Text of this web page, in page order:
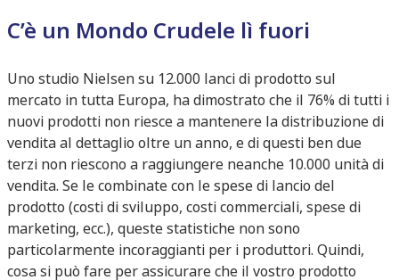
C’è un Mondo Crudele lì fuori
Uno studio Nielsen su 12.000 lanci di prodotto sul
mercato in tutta Europa, ha dimostrato che il 76% di tutti i
nuovi prodotti non riesce a mantenere la distribuzione di
vendita al dettaglio oltre un anno, e di questi ben due
terzi non riescono a raggiungere neanche 10.000 unità di
vendita. Se le combinate con le spese di lancio del
prodotto (costi di sviluppo, costi commerciali, spese di
marketing, ecc.), queste statistiche non sono
particolarmente incoraggianti per i produttori. Quindi,
cosa si può fare per assicurare che il vostro prodotto